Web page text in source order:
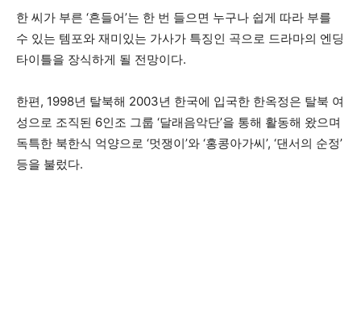
한 씨가 부른 ‘흔들어’는 한 번 들으면 누구나 쉽게 따라 부를
수 있는 템포와 재미있는 가사가 특징인 곡으로 드라마의 엔딩
타이틀을 장식하게 될 전망이다.
한편, 1998년 탈북해 2003년 한국에 입국한 한옥정은 탈북 여
성으로 조직된 6인조 그룹 ‘달래음악단’을 통해 활동해 왔으며
독특한 북한식 억양으로 ‘멋쟁이’와 ‘홍콩아가씨’, ‘댄서의 순정’
등을 불렀다.